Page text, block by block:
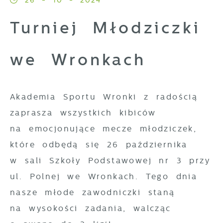
Turniej Młodziczki
we Wronkach
Akademia Sportu Wronki z radością
zaprasza wszystkich kibiców
na emocjonujące mecze młodziczek,
które odbędą się 26 października
w sali Szkoły Podstawowej nr 3 przy
ul. Polnej we Wronkach. Tego dnia
nasze młode zawodniczki staną
na wysokości zadania, walcząc
usług.
Pliki cookies odpowiadają na
podejmowane przez Ciebie działania w
preferencji prywatności, logowania czy
działać bez zakłóceń.
Więcej
Funkcjonalne i personalizacyjne
Tego typu pliki cookies umożliwiają
stronie internetowej zapamiętanie
personalizację określonych funkcjonalności
czy prezentowanych treści.
Dzięki tym plikom cookies możemy
zapewnić Ci większy komfort korzystania z
funkcjonalności naszej strony poprzez
Więcej